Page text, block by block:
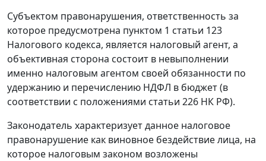
Субъектом правонарушения, ответственность за
которое предусмотрена пунктом 1 статьи 123
Налогового кодекса, является налоговый агент, а
объективная сторона состоит в невыполнении
именно налоговым агентом своей обязанности по
удержанию и перечислению НДФЛ в бюджет (в
соответствии с положениями статьи 226 НК РФ).
Законодатель характеризует данное налоговое
правонарушение как виновное бездействие лица, на
которое налоговым законом возложены